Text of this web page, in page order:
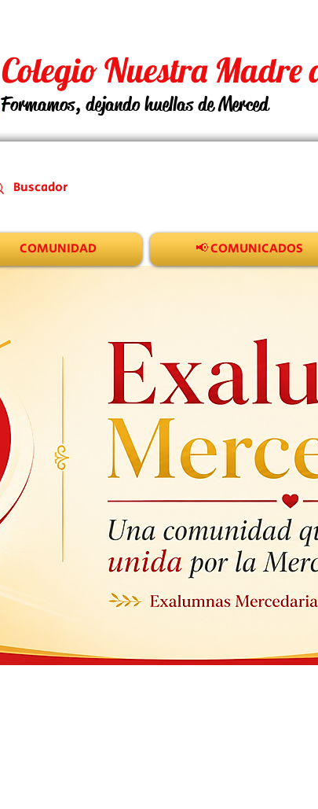
Colegio Nuestra Madre
Formamos, dejando huellas de Merced
COMUNIDAD 📢 COMUNICADOS